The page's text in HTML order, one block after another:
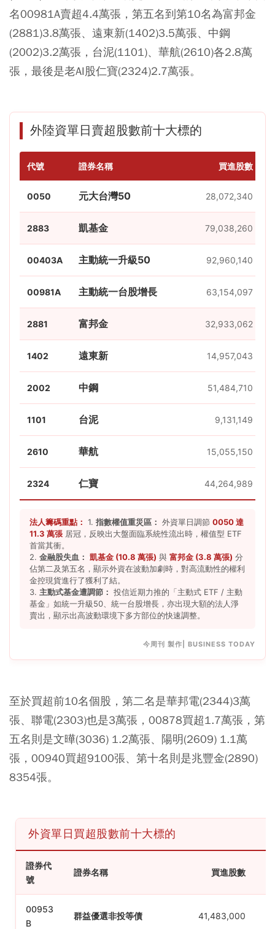
名00981A賣超4.4萬張，第五名到第10名為富邦金
(2881)3.8萬張、遠東新(1402)3.5萬張、中鋼
(2002)3.2萬張，台泥(1101)、華航(2610)各2.8萬
張，最後是老AI股仁寶(2324)2.7萬張。
外陸資單日賣超股數前十大標的
代號 證券名稱 買進股數
0050 元大台灣50 28,072,340
2883 凱基金 79,038,260
00403A 主動統一升級50 92,960,140
00981A 主動統一台股增長 63,154,097
2881 富邦金 32,933,062
1402 遠東新 14,957,043
2002 中鋼 51,484,710
1101 台泥 9,131,149
2610 華航 15,055,150
2324 仁寶 44,264,989
法人籌碼重點： 1. 指數權值重災區： 外資單日調節 0050 達
11.3 萬張 居冠，反映出大盤面臨系統性流出時，權值型 ETF
首當其衝。
2. 金融股失血： 凱基金 (10.8 萬張) 與 富邦金 (3.8 萬張) 分
佔第二及第五名，顯示外資在波動加劇時，對高流動性的權利
金控現貨進行了獲利了結。
3. 主動式基金遭調節： 投信近期力推的「主動式 ETF / 主動
基金」如統一升級50、統一台股增長，亦出現大額的法人淨
賣出，顯示出高波動環境下多方部位的快速調整。
今周刊 製作| BUSINESS TODAY
至於買超前10名個股，第二名是華邦電(2344)3萬
張、聯電(2303)也是3萬張，00878買超1.7萬張，第
五名則是文曄(3036) 1.2萬張、陽明(2609) 1.1萬
張，00940買超9100張、第十名則是兆豐金(2890)
8354張。
外資單日買超股數前十大標的
證券代
號
證券名稱 買進股數
00953
B
群益優選非投等債 41,483,000